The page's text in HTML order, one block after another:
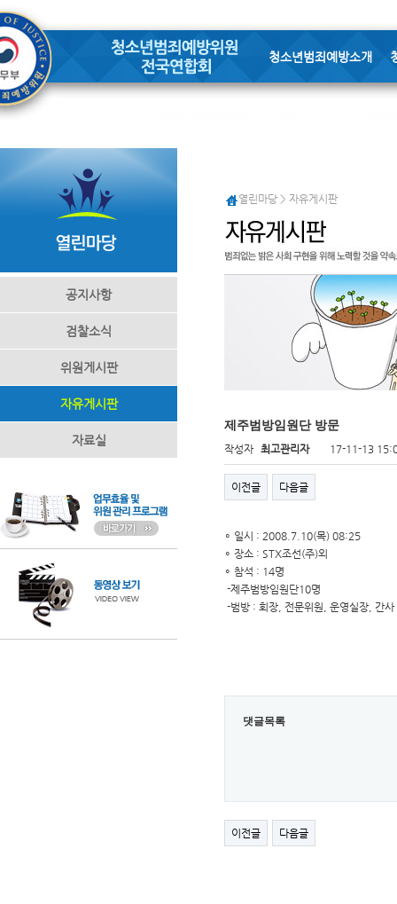
청소년범죄예방소개
공지사항
검찰소식
위원게시판
자유게시판
자료실
열린마당 > 자유게시판
제주범방임원단 방문
작성자 최고관리자 17-11-13
이전글 다음글
∘ 일시 : 2008.7.10(목) 08:25
∘ 장소 : STX조선(주)외
∘ 참석 : 14명
-제주범방임원단10명
-범방 : 회장, 전문위원, 운영실장, 간사
댓글목록
이전글 다음글